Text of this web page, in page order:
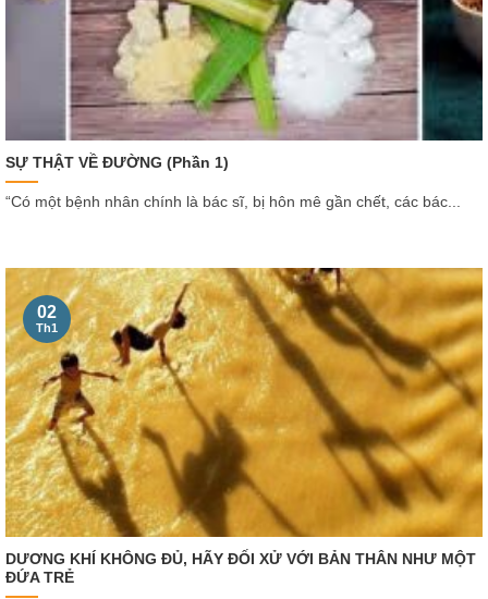
SỰ THẬT VỀ ĐƯỜNG (Phần 1)
“Có một bệnh nhân chính là bác sĩ, bị hôn mê gần chết, các bác...
DƯƠNG KHÍ KHÔNG ĐỦ, HÃY ĐỐI XỬ VỚI BẢN THÂN NHƯ MỘT
ĐỨA TRẺ
02
Th1